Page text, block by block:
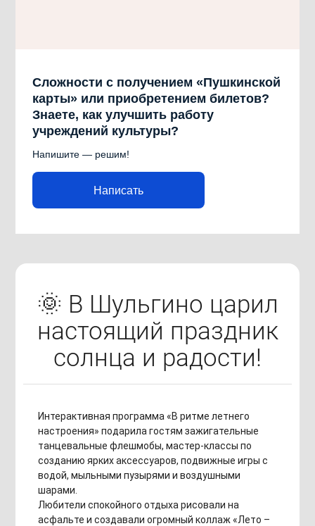
Сложности с получением «Пушкинской
карты» или приобретением билетов?
Знаете, как улучшить работу
учреждений культуры?
Напишите — решим!
Написать
🌞 В Шульгино царил
настоящий праздник
солнца и радости!
Интерактивная программа «В ритме летнего
настроения» подарила гостям зажигательные
танцевальные флешмобы, мастер-классы по
созданию ярких аксессуаров, подвижные игры с
водой, мыльными пузырями и воздушными
шарами.
Любители спокойного отдыха рисовали на
асфальте и создавали огромный коллаж «Лето –